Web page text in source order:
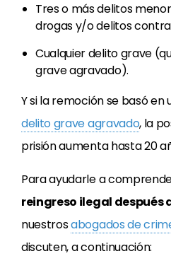
Tres o más delitos
drogas y/o delitos
Cualquier delito grave
grave agravado).
Y si la remoción se basó en
delito grave agravado, la
prisión aumenta hasta 20
Para ayudarle a
reingreso ilegal después
nuestrosabogados de
discuten, a continuación: